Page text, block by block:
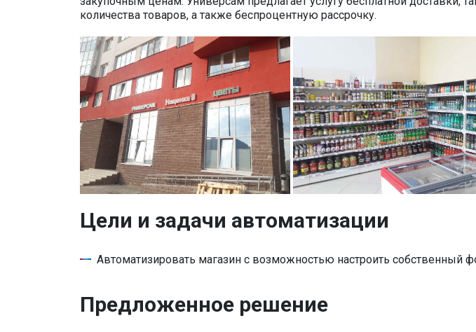
количества товаров, а также беспроцентную рассрочку.
Цели и задачи автоматизации
Автоматизировать магазин с возможностью настроить собственный
Предложенное решение